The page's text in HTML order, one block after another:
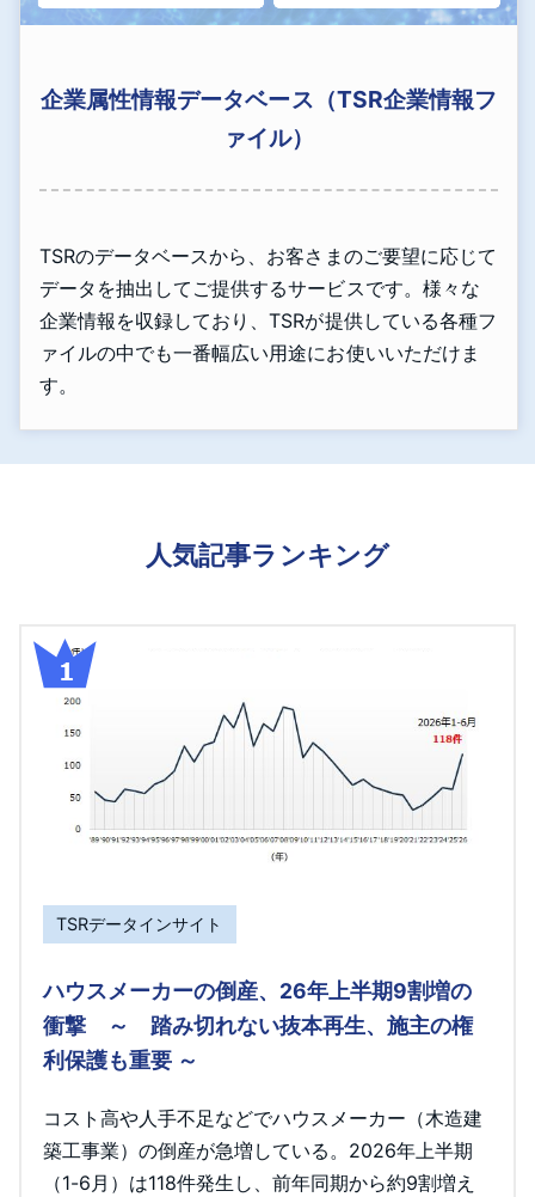
企業属性情報データベース（TSR企業情報フ
ァイル）
TSRのデータベースから、お客さまのご要望に応じて
データを抽出してご提供するサービスです。様々な
企業情報を収録しており、TSRが提供している各種フ
ァイルの中でも一番幅広い用途にお使いいただけま
す。
人気記事ランキング
TSRデータインサイト
ハウスメーカーの倒産、26年上半期9割増の
衝撃 ～ 踏み切れない抜本再生、施主の権
利保護も重要 ～
コスト高や人手不足などでハウスメーカー（木造建
築工事業）の倒産が急増している。2026年上半期
（1-6月）は118件発生し、前年同期から約9割増え